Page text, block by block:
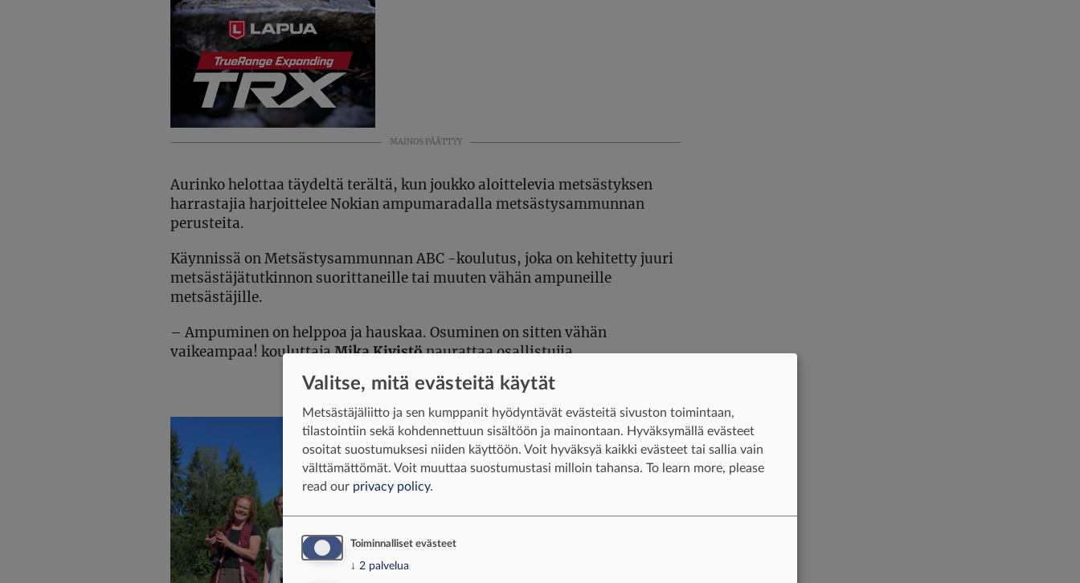
MAINOS PÄÄTTYY
Aurinko helottaa täydeltä terältä, kun joukko aloittelevia metsästyksen
harrastajia harjoittelee Nokian ampumaradalla metsästysammunnan
perusteita.
Käynnissä on Metsästysammunnan ABC -koulutus, joka on kehitetty juuri
metsästäjätutkinnon suorittaneille tai muuten vähän ampuneille
metsästäjille.
– Ampuminen on helppoa ja hauskaa. Osuminen on sitten vähän
vaikeampaa! kouluttajaMika Kivistönaurattaa osallistujia.
Kuusi tuntia aseenkäsittelyä
Metsästysammunnan ABC -
koulutuksessa käydään läpi sekä
kivääri- että haulikkoammunnan
perusteet.
Yhdessä kokeneiden opettajien kanssa
harjoitellaan muun muassa aseen
Valitse, mitä evästeitä käytät
Metsästäjäliitto ja sen kumppanit hyödyntävät evästeitä sivuston toimintaan,
tilastointiin sekä kohdennettuun sisältöön ja mainontaan. Hyväksymällä evästeet
osoitat suostumuksesi niiden käyttöön. Voit hyväksyä kaikki evästeet tai sallia vain
välttämättömät. Voit muuttaa suostumustasi milloin tahansa. To learn more, please
read our privacy policy.
Toiminnalliset evästeet
↓ 2 palvelua